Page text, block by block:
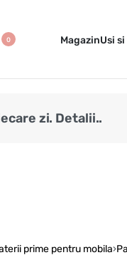
0 MagazinUsi
zi. Detalii..
prime pentru mobila›